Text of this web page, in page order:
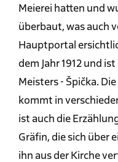
Meierei hatten und
überbaut, was auch
Hauptportal
dem Jahr 1912 und
Meisters - Špička.
kommt in
ist auch die
Gräfin, die sich über
ihn aus der Kirche